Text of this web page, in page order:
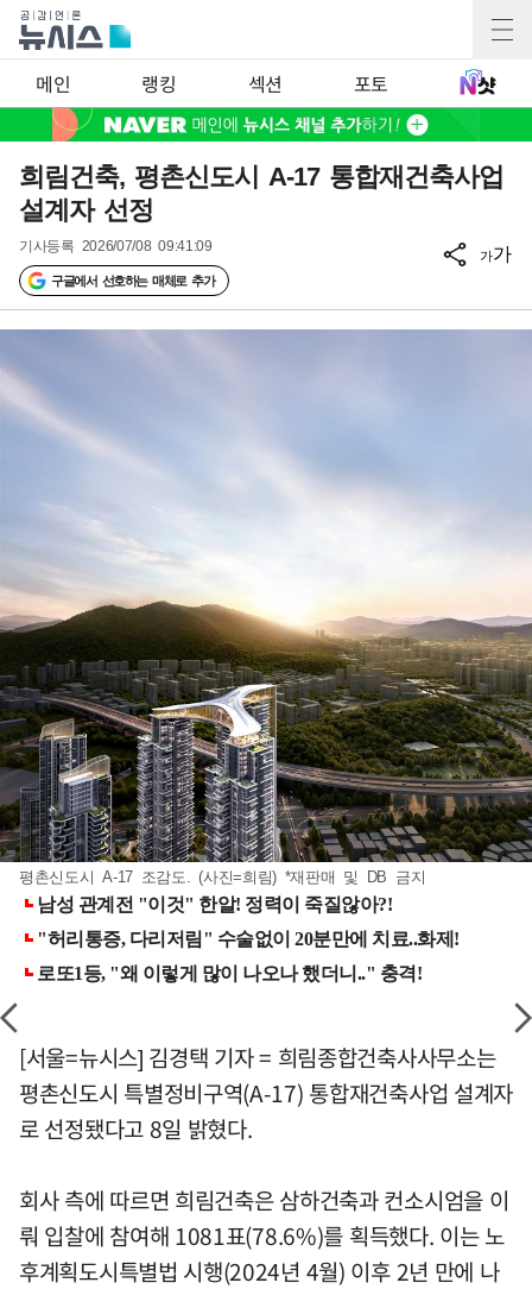
메인 랭킹 섹션 포토
희림건축, 평촌신도시 A-17 통합재건축사업
설계자 선정
기사등록 2026/07/08 09:41:09
구글에서 선호하는 매체로 추가
가가
평촌신도시 A-17 조감도. (사진=희림) *재판매 및 DB 금지
[서울=뉴시스] 김경택 기자 = 희림종합건축사사무소는
평촌신도시 특별정비구역(A-17) 통합재건축사업 설계자
로 선정됐다고 8일 밝혔다.
회사 측에 따르면 희림건축은 삼하건축과 컨소시엄을 이
뤄 입찰에 참여해 1081표(78.6%)를 획득했다. 이는 노
후계획도시특별법 시행(2024년 4월) 이후 2년 만에 나